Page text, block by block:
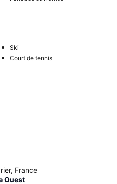
Ski
Court de tennis
France
Ouest